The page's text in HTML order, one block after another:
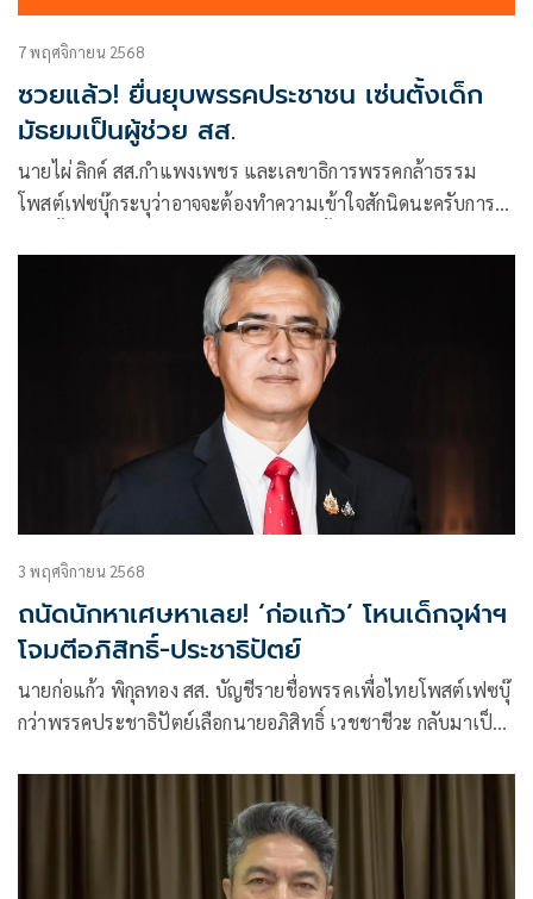
7 พฤศจิกายน 2568
ซวยแล้ว! ยื่นยุบพรรคประชาชน เซ่นตั้งเด็ก
มัธยมเป็นผู้ช่วย สส.
นายไผ่ ลิกค์ สส.กำแพงเพชร และเลขาธิการพรรคกล้าธรรม
โพสต์เฟซบุ๊กระบุว่าอาจจะต้องทำความเข้าใจสักนิดนะครับการที่
3 พฤศจิกายน 2568
ถนัดนักหาเศษหาเลย! ‘ก่อแก้ว’ โหนเด็กจุฬาฯ
โจมตีอภิสิทธิ์-ประชาธิปัตย์
นายก่อแก้ว พิกุลทอง สส. บัญชีรายชื่อพรรคเพื่อไทยโพสต์เฟซบุ๊
กว่าพรรคประชาธิปัตย์เลือกนายอภิสิทธิ์ เวชชาชีวะ กลับมาเป็น